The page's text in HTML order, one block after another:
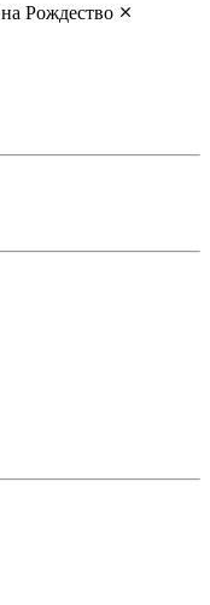
на Рождество